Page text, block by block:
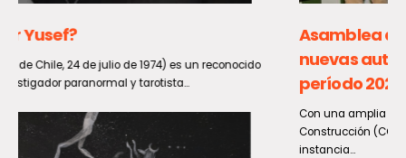
Asamblea de Socios CChC Maule presentó
nuevas autoridades gremiales para el
período 2026-2028
Con una amplia convocatoria, la Cámara Chilena de la
Construcción (CChC) Maule realizó su primera Asamblea de Socios,
instancia...